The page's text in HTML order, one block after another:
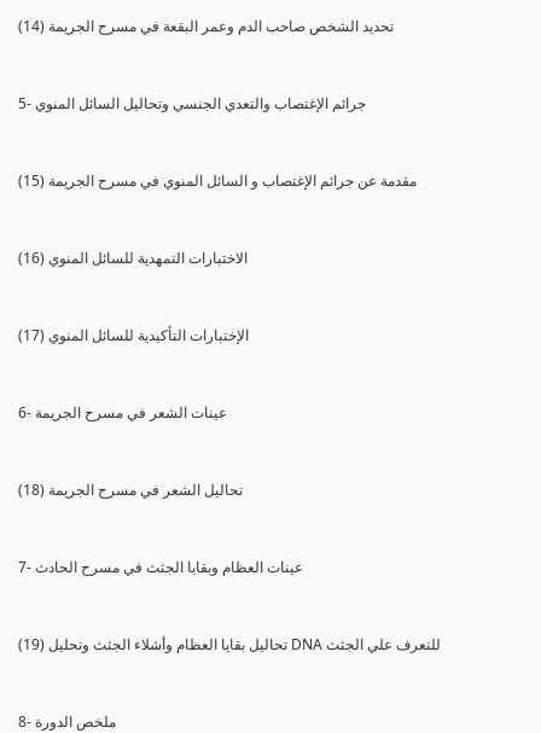
(14) تحديد الشخص صاحب الدم وعمر البقعة في مسرح الجريمة
5- جرائم الإغتصاب والتعدي الجنسي وتحاليل السائل المنوي
(15) مقدمة عن جرائم الإغتصاب و السائل المنوي في مسرح الجريمة
(16) الاختبارات التمهدية للسائل المنوي
(17) الإختبارات التأكيدية للسائل المنوي
6- عينات الشعر في مسرح الجريمة
(18) تحاليل الشعر في مسرح الجريمة
7- عينات العظام وبقايا الجثث في مسرح الحادث
(19) تحاليل بقايا العظام وأشلاء الجثث وتحليل DNA للتعرف علي الجثث
8- ملخص الدورة